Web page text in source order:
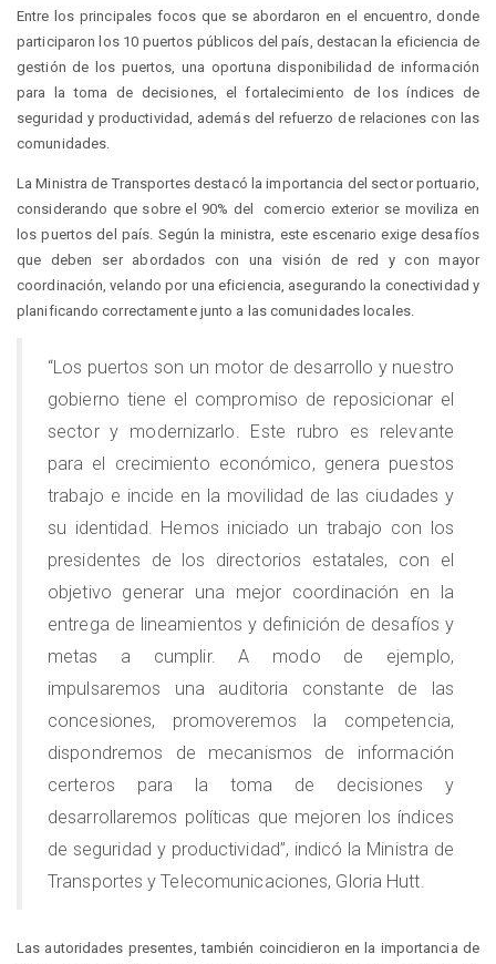
Entre los principales focos que se abordaron en el encuentro, donde
participaron los 10 puertos públicos del país, destacan la eficiencia de
gestión de los puertos, una oportuna disponibilidad de información
para la toma de decisiones, el fortalecimiento de los índices de
seguridad y productividad, además del refuerzo de relaciones con las
comunidades.
La Ministra de Transportes destacó la importancia del sector portuario,
considerando que sobre el 90% del comercio exterior se moviliza en
los puertos del país. Según la ministra, este escenario exige desafíos
que deben ser abordados con una visión de red y con mayor
coordinación, velando por una eficiencia, asegurando la conectividad y
planificando correctamente junto a las comunidades locales.
“Los puertos son un motor de desarrollo y nuestro
gobierno tiene el compromiso de reposicionar el
sector y modernizarlo. Este rubro es relevante
para el crecimiento económico, genera puestos
trabajo e incide en la movilidad de las ciudades y
su identidad. Hemos iniciado un trabajo con los
presidentes de los directorios estatales, con el
objetivo generar una mejor coordinación en la
entrega de lineamientos y definición de desafíos y
metas a cumplir. A modo de ejemplo,
impulsaremos una auditoria constante de las
concesiones, promoveremos la competencia,
dispondremos de mecanismos de información
certeros para la toma de decisiones y
desarrollaremos políticas que mejoren los índices
de seguridad y productividad”, indicó la Ministra de
Transportes y Telecomunicaciones, Gloria Hutt.
Las autoridades presentes, también coincidieron en la importancia de